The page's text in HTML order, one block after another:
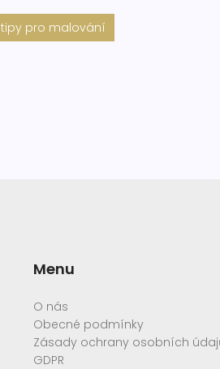
tipy pro malování
Menu
O nás
Obecné podmínky
Zásady ochrany osobních
GDPR